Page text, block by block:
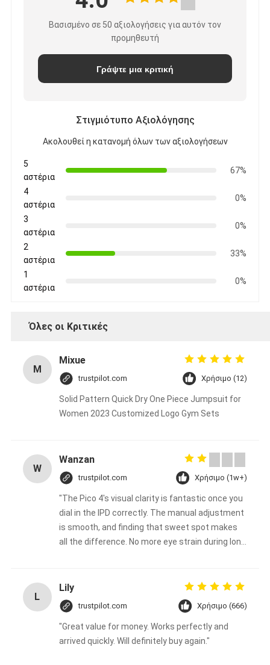
Βασισμένο σε 50 αξιολογήσεις για αυτόν τον
προμηθευτή
Γράψτε μια κριτική
Στιγμιότυπο Αξιολόγησης
Ακολουθεί η κατανομή όλων των αξιολογήσεων
5
αστέρια
67%
4
αστέρια
0%
3
αστέρια
0%
2
αστέρια
33%
1
αστέρια
0%
Όλες οι Κριτικές
M
Mixue
trustpilot.com Χρήσιμο (12)
Solid Pattern Quick Dry One Piece Jumpsuit for
Women 2023 Customized Logo Gym Sets
W
Wanzan
trustpilot.com Χρήσιμο (1w+)
"The Pico 4's visual clarity is fantastic once you
dial in the IPD correctly. The manual adjustment
is smooth, and finding that sweet spot makes
all the difference. No more eye strain during long
fantastic once you dial in the IPD correctly. The
manual adjustment is smooth, and finding that
sweet spot makes all the difference. No more
eye strain during long sessions. Highly
recommend taking the time to set it up
L
Lily
trustpilot.com Χρήσιμο (666)
"Great value for money. Works perfectly and
arrived quickly. Will definitely buy again."